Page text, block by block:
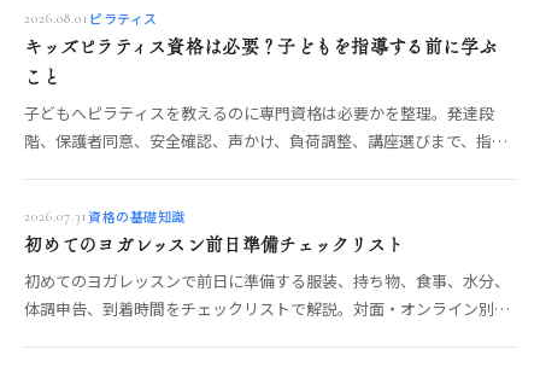
2026.08.01 ピラティス
キッズピラティス資格は必要？子どもを指導する前に学ぶ
こと
子どもへピラティスを教えるのに専門資格は必要かを整理。発達段
階、保護者同意、安全確認、声かけ、負荷調整、講座選びまで、指導
2026.07.31 資格の基礎知識
初めてのヨガレッスン前日準備チェックリスト
初めてのヨガレッスンで前日に準備する服装、持ち物、食事、水分、
体調申告、到着時間をチェックリストで解説。対面・オンライン別の